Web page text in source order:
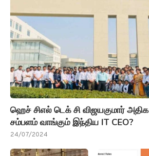
ஹெச் சிஎல் டெக் சி விஜயகுமார் அதிக
சம்பளம் வாங்கும் இந்திய IT CEO?
24/07/2024